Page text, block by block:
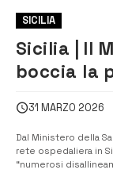
SICILIA
Sicilia | Il
boccia la
31 MARZO 2026
Dal Ministero della
rete ospedaliera in
“numerosi